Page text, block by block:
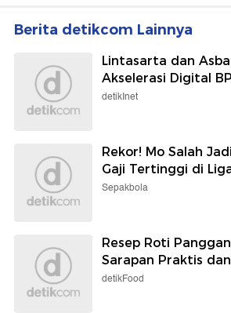
Berita detikcom Lainnya
Lintasarta dan
Akselerasi Digital
detikInet
Rekor! Mo Salah
Gaji Tertinggi di
Sepakbola
Resep Roti
Sarapan Praktis
detikFood